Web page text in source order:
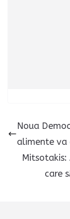
Noua
alimente va
Mitsotakis:
care